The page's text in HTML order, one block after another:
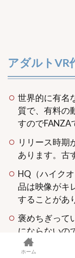
アダルトVR
世界的に有名
質で、有料の
すのでFANZA
リリース時期
あります。古
HQ（ハイク
品は映像がキ
することがあ
褒めちぎって
にならないの
う。
ホーム